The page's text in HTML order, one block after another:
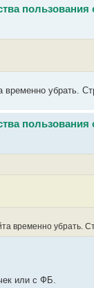
пользования
убрать.
пользования
временно убрать.
или с ФБ.